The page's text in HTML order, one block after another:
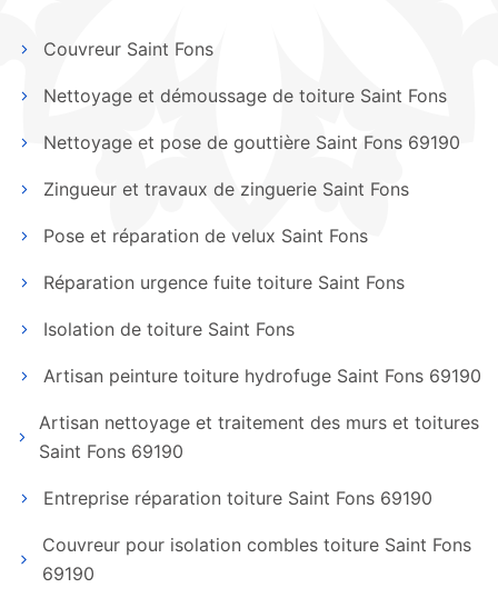
Couvreur Saint Fons
Nettoyage et démoussage de toiture Saint Fons
Nettoyage et pose de gouttière Saint Fons 69190
Zingueur et travaux de zinguerie Saint Fons
Pose et réparation de velux Saint Fons
Réparation urgence fuite toiture Saint Fons
Isolation de toiture Saint Fons
Artisan peinture toiture hydrofuge Saint Fons 69190
Artisan nettoyage et traitement des murs et toitures
Saint Fons 69190
Entreprise réparation toiture Saint Fons 69190
Couvreur pour isolation combles toiture Saint Fons
69190